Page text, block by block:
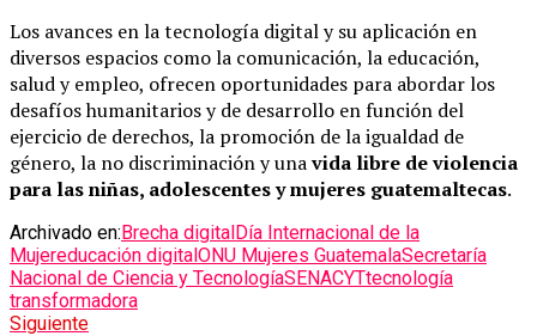
Los avances en la tecnología digital y su aplicación en
diversos espacios como la comunicación, la educación,
salud y empleo, ofrecen oportunidades para abordar los
desafíos humanitarios y de desarrollo en función del
ejercicio de derechos, la promoción de la igualdad de
género, la no discriminación y unavida libre de violencia
para las niñas, adolescentes y mujeres guatemaltecas.
Archivado en:Brecha digitalDía Internacional de la
Mujereducación digitalONU Mujeres GuatemalaSecretaría
Nacional de Ciencia y TecnologíaSENACYTtecnología
transformadora
Siguiente